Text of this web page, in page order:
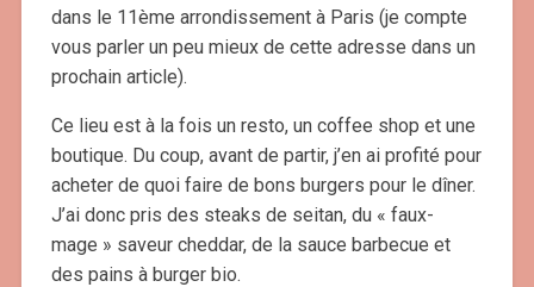
dans le 11ème arrondissement à Paris (je compte
vous parler un peu mieux de cette adresse dans un
prochain article).
Ce lieu est à la fois un resto, un coffee shop et une
boutique. Du coup, avant de partir, j’en ai profité pour
acheter de quoi faire de bons burgers pour le dîner.
J’ai donc pris des steaks de seitan, du « faux-
mage » saveur cheddar, de la sauce barbecue et
des pains à burger bio.